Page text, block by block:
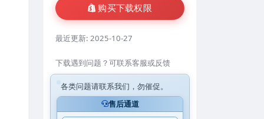
购买下载权限
最近更新: 2025-10-27
下载遇到问题？可联系客服或反馈
各类问题请联系我们，勿催促。
售后通道